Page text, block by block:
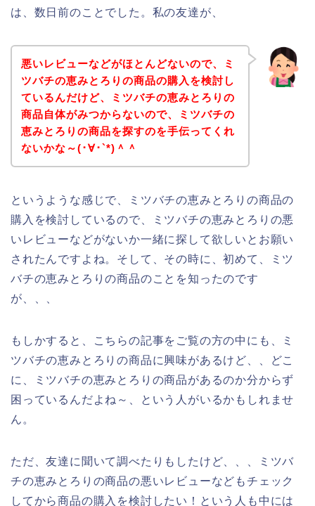
は、数日前のことでした。私の友達が、
悪いレビューなどがほとんどないので、ミ
ツバチの恵みとろりの商品の購入を検討し
ているんだけど、ミツバチの恵みとろりの
商品自体がみつからないので、ミツバチの
恵みとろりの商品を探すのを手伝ってくれ
ないかな～(･∀･`*)＾＾
というような感じで、ミツバチの恵みとろりの商品の
購入を検討しているので、ミツバチの恵みとろりの悪
いレビューなどがないか一緒に探して欲しいとお願い
されたんですよね。そして、その時に、初めて、ミツ
バチの恵みとろりの商品のことを知ったのです
が、、、
もしかすると、こちらの記事をご覧の方の中にも、ミ
ツバチの恵みとろりの商品に興味があるけど、、どこ
に、ミツバチの恵みとろりの商品があるのか分からず
困っているんだよね～、という人がいるかもしれませ
ん。
ただ、友達に聞いて調べたりもしたけど、、、ミツバ
チの恵みとろりの商品の悪いレビューなどもチェック
してから商品の購入を検討したい！という人も中には